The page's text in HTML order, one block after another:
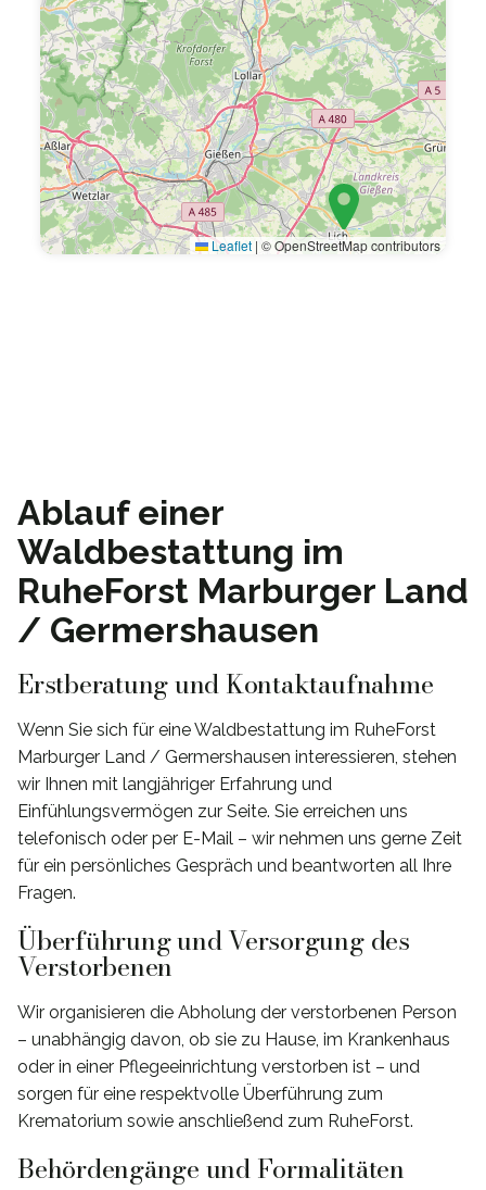
Leaflet | © OpenStreetMap contributors
Ablauf einer
Waldbestattung im
RuheForst Marburger Land
/ Germershausen
Erstberatung und Kontaktaufnahme
Wenn Sie sich für eine Waldbestattung im RuheForst
Marburger Land / Germershausen interessieren, stehen
wir Ihnen mit langjähriger Erfahrung und
Einfühlungsvermögen zur Seite. Sie erreichen uns
telefonisch oder per E-Mail – wir nehmen uns gerne Zeit
für ein persönliches Gespräch und beantworten all Ihre
Fragen.
Überführung und Versorgung des
Verstorbenen
Wir organisieren die Abholung der verstorbenen Person
– unabhängig davon, ob sie zu Hause, im Krankenhaus
oder in einer Pflegeeinrichtung verstorben ist – und
sorgen für eine respektvolle Überführung zum
Krematorium sowie anschließend zum RuheForst.
Behördengänge und Formalitäten